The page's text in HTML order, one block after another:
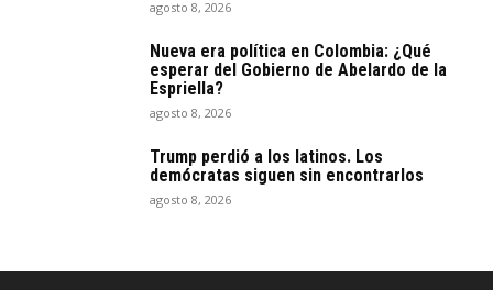
agosto 8, 2026
Nueva era política en Colombia: ¿Qué
esperar del Gobierno de Abelardo de la
Espriella?
agosto 8, 2026
Trump perdió a los latinos. Los
demócratas siguen sin encontrarlos
agosto 8, 2026